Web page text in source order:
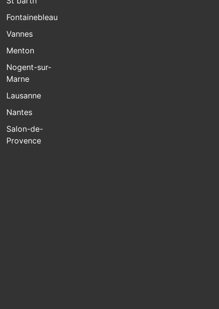
Fontainebleau
Vannes
Menton
Nogent-sur-
Marne
Lausanne
Nantes
Salon-de-
Provence